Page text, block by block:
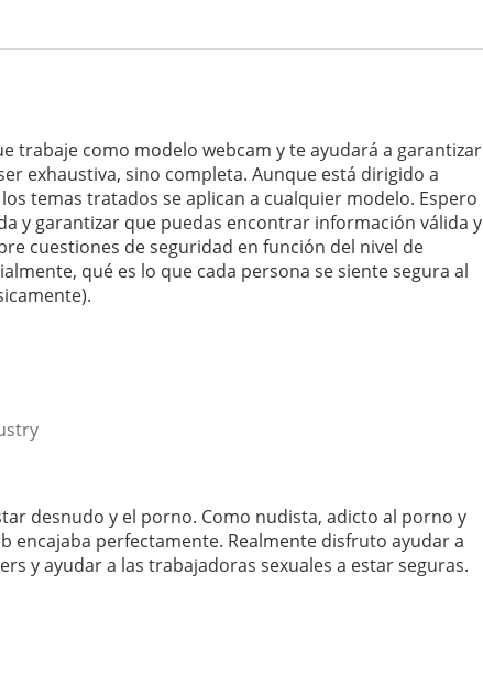
trabaje como modelo webcam y te ayudará a garantizar
exhaustiva, sino completa. Aunque está dirigido a
temas tratados se aplican a cualquier modelo. Espero
y garantizar que puedas encontrar información válida y
cuestiones de seguridad en función del nivel de
qué es lo que cada persona se siente segura al
desnudo y el porno. Como nudista, adicto al porno y
encajaba perfectamente. Realmente disfruto ayudar a
y ayudar a las trabajadoras sexuales a estar seguras.